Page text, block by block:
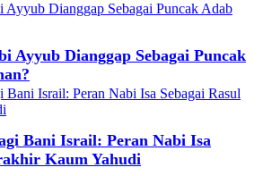
Ayyub Dianggap Sebagai Puncak
Bani Israil: Peran Nabi Isa
Kaum Yahudi